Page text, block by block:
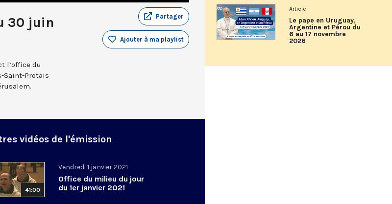
30 juin
Partager
Ajouter à ma playlist
l’office du
Saint-Protais
vidéos de l'émission
41:00
Vendredi 1 janvier 2021
Office du milieu du jour
du 1er janvier 2021
Article
Le pape en Uruguay,
Argentine et Pérou du
6 au 17 novembre
2026